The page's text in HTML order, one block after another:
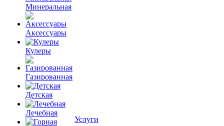
Минеральная
Аксессуары
Кулеры
Газированная
Детская
Лечебная
Услуги